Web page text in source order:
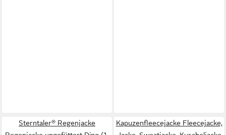
Sterntaler® Regenjacke
Kapuzenfleecejacke Fleecejacke,